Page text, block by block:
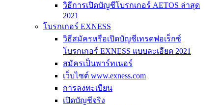
วิธีการเปิดบัญชีโบรกเกอร์ AETOS ล่าสุด
2021
โบรกเกอร์ EXNESS
วิธีสมัครหรือเปิดบัญชีเทรดฟอเร็กซ์
โบรกเกอร์ EXNESS แบบละเอียด 2021
สมัครเป็นพาร์ทเนอร์
เว็บไซต์ www.exness.com
การลงทะเบียน
เปิดบัญชีจริง